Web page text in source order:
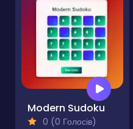
Modern Sudoku
0 (0 Голосів)